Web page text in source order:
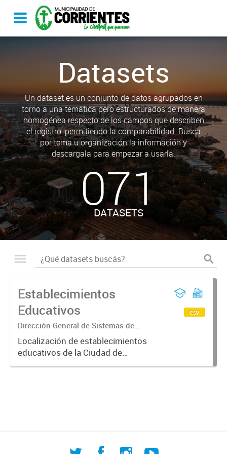
Datasets
Un dataset es un conjunto de datos agrupados en
torno a una temática pero estructurados de manera
homogénea respecto de los campos que describen
el registro, permitiendo la comparabilidad. Busca
por tema u organización la información y
descargala para empezar a usarla.
071
DATASETS
Establecimientos
Educativos
Dirección General de Sistemas de
Información Geográfica
Localización de establecimientos
educativos de la Ciudad de
Corrientes
csv